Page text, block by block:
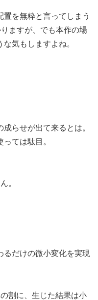
を無粋と言ってしまう
ますが、でも本作の場
気もしますよね。
らせが出て来るとは。
ては駄目。
。
るだけの微小変化を実現
割に、生じた結果は小